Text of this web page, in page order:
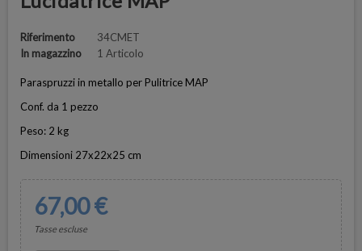
Riferimento
34CMET
In magazzino
1 Articolo
Paraspruzzi in metallo per Pulitrice MAP
Conf. da 1 pezzo
Peso: 2 kg
Dimensioni 27x22x25 cm
67,00 €
Tasse escluse